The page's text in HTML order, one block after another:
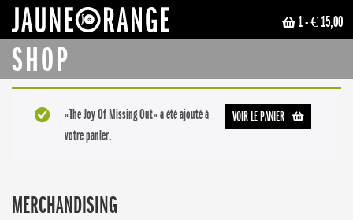
1- € 15,00
SHOP
VOIR LE PANIER-
«The Joy Of Missing Out» a été ajouté à
votre panier.
MERCHANDISING